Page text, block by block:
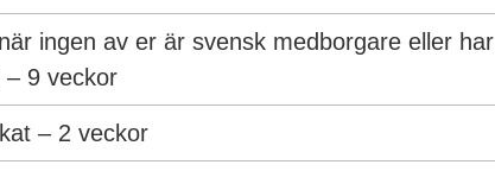
ingen av er är svensk medborgare eller har
– 9 veckor
– 2 veckor